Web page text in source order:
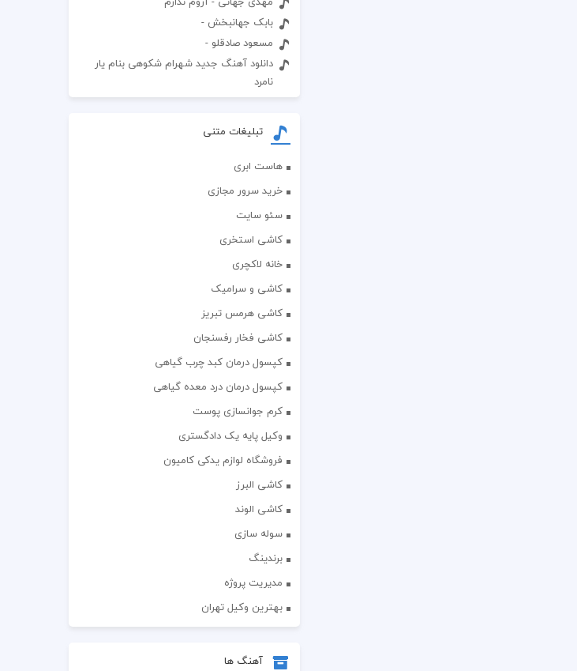
بابک جهانبخش -
مسعود صادقلو -
دانلود آهنگ جدید شهرام شکوهی بنام یار
نامرد
تبلیغات متنی
هاست ابری
خرید سرور مجازی
سئو سایت
کاشی استخری
خانه لاکچری
کاشی و سرامیک
کاشی هرمس تبریز
کاشی فخار رفسنجان
کپسول درمان کبد چرب گیاهی
کپسول درمان درد معده گیاهی
کرم جوانسازی پوست
وکیل پایه یک دادگستری
فروشگاه لوازم یدکی کامیون
کاشی البرز
کاشی الوند
سوله سازی
برندینگ
مدیریت پروژه
بهترین وکیل تهران
آهنگ ها